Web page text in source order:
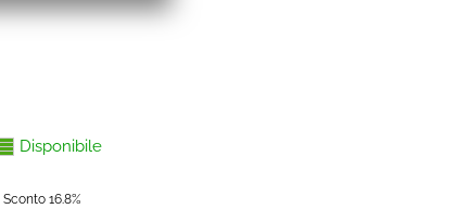
Disponibile
Sconto 16.8%